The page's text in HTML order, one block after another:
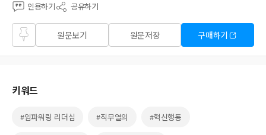
인용하기 공유하기
즐겨
찾기
원문보기 원문저장 구매하기
키워드
#임파워링 리더십 #직무열의 #혁신행동